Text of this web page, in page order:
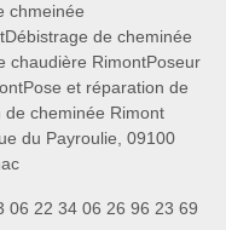
chmeinée
Débistrage de cheminée
chaudière RimontPoseur
Pose et réparation de
de cheminée Rimont
du Payroulie, 09100
06 22 34 06 26 96 23 69